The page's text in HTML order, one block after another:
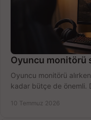
Oyuncu monitörü
Oyuncu monitörü
kadar bütçe de önemli.
10 Temmuz 2026